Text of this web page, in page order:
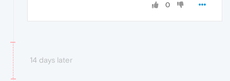
0
14 days later